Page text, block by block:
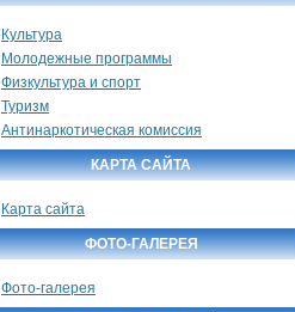
Культура
Молодежные программы
Физкультура и спорт
Туризм
Антинаркотическая комиссия
КАРТА САЙТА
Карта сайта
ФОТО-ГАЛЕРЕЯ
Фото-галерея